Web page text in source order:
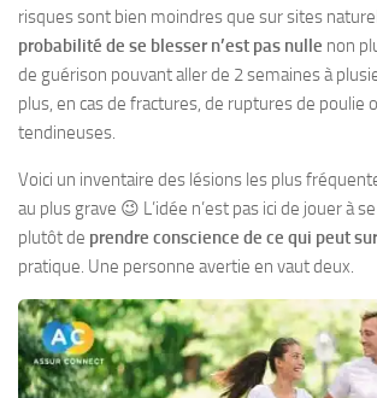
risques sont bien moindres que sur sites
probabilité de se blesser n’est pas nulle non
de guérison pouvant aller de 2 semaines à
plus, en cas de fractures, de ruptures de poulie
tendineuses.
Voici un inventaire des lésions les plus
au plus grave 😉 L’idée n’est pas ici de jouer à
plutôt de prendre conscience de ce qui peut
pratique. Une personne avertie en vaut deux.